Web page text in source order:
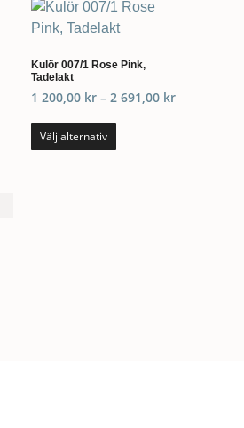
Kulör 007/1 Rose Pink,
Tadelakt
1 200,00 kr – 2 691,00 kr
Välj alternativ